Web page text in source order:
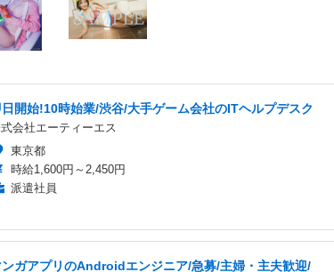
開始!10時始業/渋谷/大手ゲーム会社のITヘルプデスク
会社エーティーエス
東京都
時給1,600円～2,450円
派遣社員
ンガアプリのAndroidエンジニア/急募/主婦・主夫歓迎/